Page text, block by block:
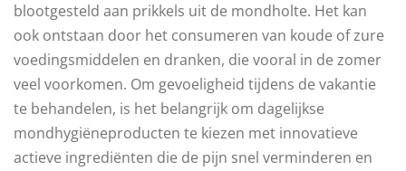
blootgesteld aan prikkels uit de mondholte. Het kan
ook ontstaan ​​door het consumeren van koude of zure
voedingsmiddelen en dranken, die vooral in de zomer
veel voorkomen. Om gevoeligheid tijdens de vakantie
te behandelen, is het belangrijk om dagelijkse
mondhygiëneproducten te kiezen met innovatieve
actieve ingrediënten die de pijn snel verminderen en